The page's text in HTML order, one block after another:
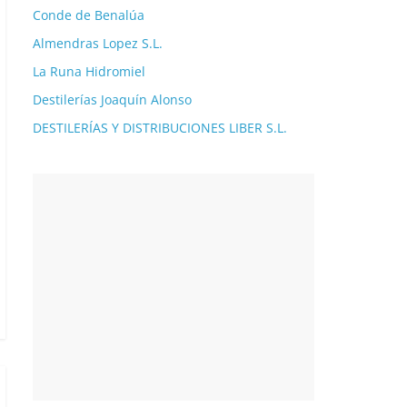
Conde de Benalúa
Almendras Lopez S.L.
La Runa Hidromiel
Destilerías Joaquín Alonso
DESTILERÍAS Y DISTRIBUCIONES LIBER S.L.